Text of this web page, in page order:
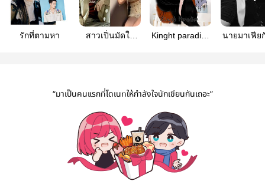
รักที่ตามหา
สาวเปิ่นมัดใจ
Kinght paradise
นายมาเฟีย
“มาเป็นคนแรกที่โดเนทให้กำลังใจนักเขียนกันเถอะ”